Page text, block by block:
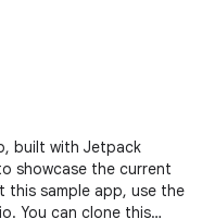
built with Jetpack
showcase the current
this sample app, use the
You can clone this